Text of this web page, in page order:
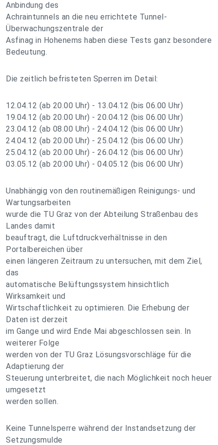
Anbindung des
Achraintunnels an die neu errichtete Tunnel-
Überwachungszentrale der
Asfinag in Hohenems haben diese Tests ganz besondere
Bedeutung.
Die zeitlich befristeten Sperren im Detail:
12.04.12 (ab 20.00 Uhr) - 13.04.12 (bis 06.00 Uhr)
19.04.12 (ab 20.00 Uhr) - 20.04.12 (bis 06.00 Uhr)
23.04.12 (ab 08.00 Uhr) - 24.04.12 (bis 06.00 Uhr)
24.04.12 (ab 20.00 Uhr) - 25.04.12 (bis 06.00 Uhr)
25.04.12 (ab 20.00 Uhr) - 26.04.12 (bis 06.00 Uhr)
03.05.12 (ab 20:00 Uhr) - 04.05.12 (bis 06:00 Uhr)
Unabhängig von den routinemäßigen Reinigungs- und
Wartungsarbeiten
wurde die TU Graz von der Abteilung Straßenbau des
Landes damit
beauftragt, die Luftdruckverhältnisse in den
Portalbereichen über
einen längeren Zeitraum zu untersuchen, mit dem Ziel,
das
automatische Belüftungssystem hinsichtlich
Wirksamkeit und
Wirtschaftlichkeit zu optimieren. Die Erhebung der
Daten ist derzeit
im Gange und wird Ende Mai abgeschlossen sein. In
weiterer Folge
werden von der TU Graz Lösungsvorschläge für die
Adaptierung der
Steuerung unterbreitet, die nach Möglichkeit noch heuer
umgesetzt
werden sollen.
Keine Tunnelsperre während der Instandsetzung der
Setzungsmulde